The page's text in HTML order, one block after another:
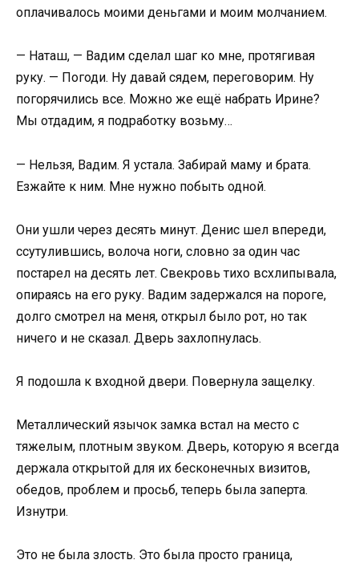
оплачивалось моими деньгами и моим молчанием.
— Наташ, — Вадим сделал шаг ко мне, протягивая
руку. — Погоди. Ну давай сядем, переговорим. Ну
погорячились все. Можно же ещё набрать Ирине?
Мы отдадим, я подработку возьму…
— Нельзя, Вадим. Я устала. Забирай маму и брата.
Езжайте к ним. Мне нужно побыть одной.
Они ушли через десять минут. Денис шел впереди,
ссутулившись, волоча ноги, словно за один час
постарел на десять лет. Свекровь тихо всхлипывала,
опираясь на его руку. Вадим задержался на пороге,
долго смотрел на меня, открыл было рот, но так
ничего и не сказал. Дверь захлопнулась.
Я подошла к входной двери. Повернула защелку.
Металлический язычок замка встал на место с
тяжелым, плотным звуком. Дверь, которую я всегда
держала открытой для их бесконечных визитов,
обедов, проблем и просьб, теперь была заперта.
Изнутри.
Это не была злость. Это была просто граница,